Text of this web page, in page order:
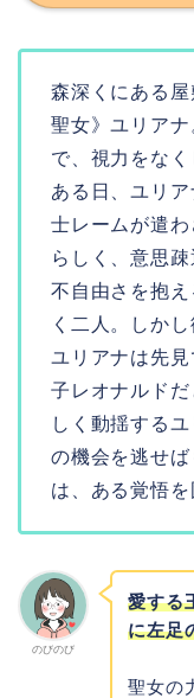
森深くにある
聖女》ユリア
で、視力をなく
ある日、ユリ
士レームが遣わ
らしく、意思
不自由さを抱
く二人。しか
ユリアナは先
子レオナルド
しく動揺する
の機会を逃せ
は、ある覚悟を
のびのび
愛する
に左足
聖女の